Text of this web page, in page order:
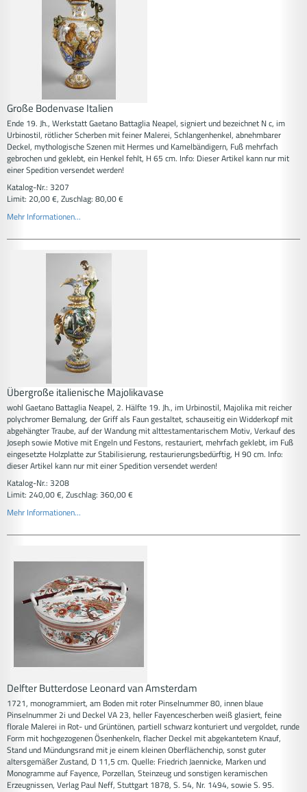
Große Bodenvase Italien
Ende 19. Jh., Werkstatt Gaetano Battaglia Neapel, signiert und bezeichnet N c, im
Urbinostil, rötlicher Scherben mit feiner Malerei, Schlangenhenkel, abnehmbarer
Deckel, mythologische Szenen mit Hermes und Kamelbändigern, Fuß mehrfach
gebrochen und geklebt, ein Henkel fehlt, H 65 cm. Info: Dieser Artikel kann nur mit
einer Spedition versendet werden!
Katalog-Nr.: 3207
Limit: 20,00 €, Zuschlag: 80,00 €
Mehr Informationen...
Übergroße italienische Majolikavase
wohl Gaetano Battaglia Neapel, 2. Hälfte 19. Jh., im Urbinostil, Majolika mit reicher
polychromer Bemalung, der Griff als Faun gestaltet, schauseitig ein Widderkopf mit
abgehängter Traube, auf der Wandung mit alttestamentarischem Motiv, Verkauf des
Joseph sowie Motive mit Engeln und Festons, restauriert, mehrfach geklebt, im Fuß
eingesetzte Holzplatte zur Stabilisierung, restaurierungsbedürftig, H 90 cm. Info:
dieser Artikel kann nur mit einer Spedition versendet werden!
Katalog-Nr.: 3208
Limit: 240,00 €, Zuschlag: 360,00 €
Mehr Informationen...
Delfter Butterdose Leonard van Amsterdam
1721, monogrammiert, am Boden mit roter Pinselnummer 80, innen blaue
Pinselnummer 2i und Deckel VA 23, heller Fayencescherben weiß glasiert, feine
florale Malerei in Rot- und Grüntönen, partiell schwarz konturiert und vergoldet, runde
Form mit hochgezogenen Ösenhenkeln, flacher Deckel mit abgekantetem Knauf,
Stand und Mündungsrand mit je einem kleinen Oberflächenchip, sonst guter
altersgemäßer Zustand, D 11,5 cm. Quelle: Friedrich Jaennicke, Marken und
Monogramme auf Fayence, Porzellan, Steinzeug und sonstigen keramischen
Erzeugnissen, Verlag Paul Neff, Stuttgart 1878, S. 54, Nr. 1494, sowie S. 95.